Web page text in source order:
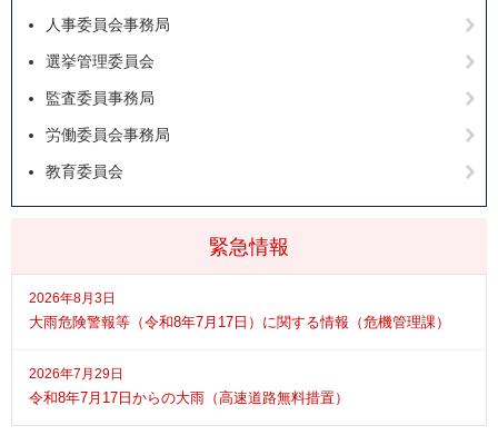
緊急情報
2026年8月3日
大雨危険警報等（令和8年7月17日）に関する情報（危機管理課）
2026年7月29日
令和8年7月17日からの大雨（高速道路無料措置）
人事委員会事務局
選挙管理委員会
監査委員事務局
労働委員会事務局
教育委員会